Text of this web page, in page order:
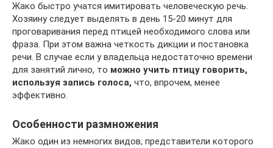
Жако быстро учатся имитировать человеческую речь.
Хозяину следует выделять в день 15-20 минут для
проговаривания перед птицей необходимого слова или
фраза. При этом важна четкость дикции и постановка
речи. В случае если у владельца недостаточно времени
для занятий лично, то можно учить птицу говорить,
используя запись голоса, что, впрочем, менее
эффективно.
Особенности размножения
Жако один из немногих видов, представители которого